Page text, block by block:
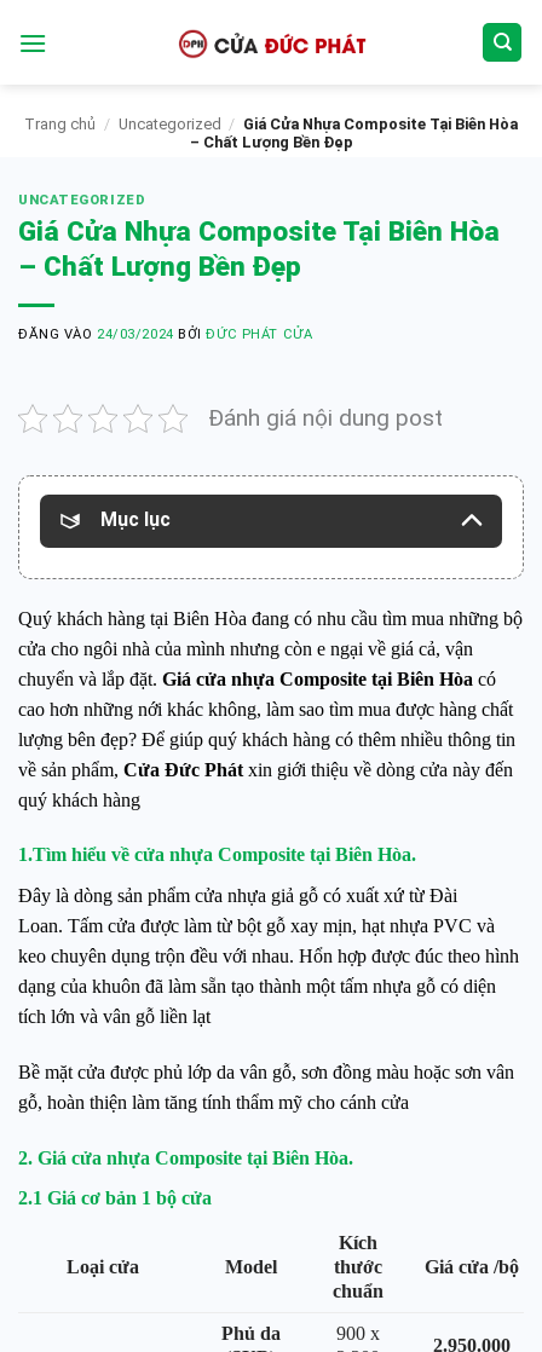
qua
Trang chủ / Uncategorized / Giá Cửa Nhựa Composite Tại Biên Hòa
– Chất Lượng Bền Đẹp
UNCATEGORIZED
Giá Cửa Nhựa Composite Tại Biên Hòa
– Chất Lượng Bền Đẹp
ĐĂNG VÀO 24/03/2024 BỞIĐỨC PHÁT CỬA
Đánh giá nội dung post
Mục lục
Quý khách hàng tại Biên Hòa đang có nhu cầu tìm mua những bộ
cửa cho ngôi nhà của mình nhưng còn e ngại về giá cả, vận
chuyển và lắp đặt. Giá cửa nhựa Composite tại Biên Hòa có
cao hơn những nới khác không, làm sao tìm mua được hàng chất
lượng bên đẹp? Để giúp quý khách hàng có thêm nhiều thông tin
về sản phẩm, Cửa Đức Phát xin giới thiệu về dòng cửa này đến
quý khách hàng
1.Tìm hiểu về cửa nhựa Composite tại Biên Hòa.
Đây là dòng sản phẩm cửa nhựa giả gỗ có xuất xứ từ Đài
Loan. Tấm cửa được làm từ bột gỗ xay mịn, hạt nhựa PVC và
keo chuyên dụng trộn đều với nhau. Hổn hợp được đúc theo hình
dạng của khuôn đã làm sẵn tạo thành một tấm nhựa gỗ có diện
tích lớn và vân gỗ liền lạt
Bề mặt cửa được phủ lớp da vân gỗ, sơn đồng màu hoặc sơn vân
gỗ, hoàn thiện làm tăng tính thẩm mỹ cho cánh cửa
2. Giá cửa nhựa Composite tại Biên Hòa.
2.1 Giá cơ bản 1 bộ cửa
Loại cửa Model
Kích
thước
chuẩn
Giá cửa /bộ
Phủ da
900 x
2.950.000